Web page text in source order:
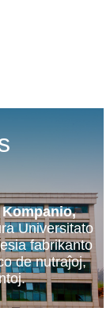
Universitato
fabrikanto
de nutraĵoj,